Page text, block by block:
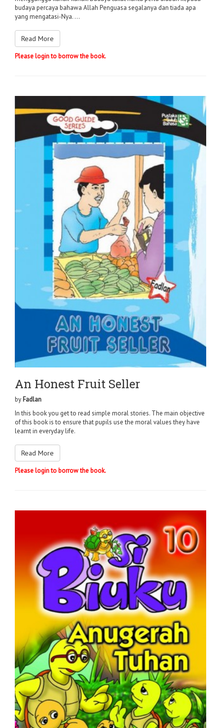
budaya percaya bahawa Allah Penguasa segalanya dan tiada apa
yang mengatasi-Nya. ...
Read More
Please login to borrow the book.
An Honest Fruit Seller
by Fadlan
In this book you get to read simple moral stories. The main objective
of this book is to ensure that pupils use the moral values they have
learnt in everyday life.
Read More
Please login to borrow the book.